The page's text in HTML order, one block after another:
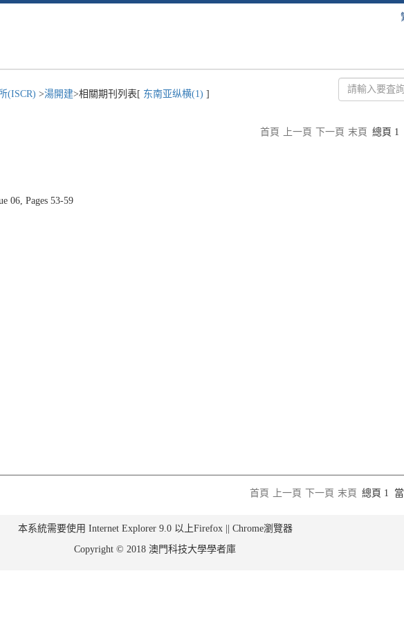
(ISCR) >湯開建>相關期刊列表[ 东南亚纵横(1) ]
首頁 上一頁 下一頁 末頁 總頁 1
06, Pages 53-59
首頁
上一頁 下一頁 末頁 總頁 1
本系統需要使用 Internet Explorer 9.0 以上Firefox || Chrome瀏覽器
Copyright © 2018 澳門科技大學學者庫